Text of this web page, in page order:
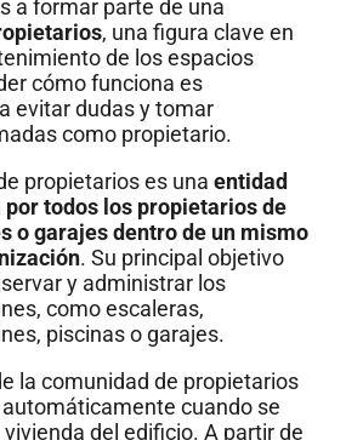
a formar parte de una
, una figura clave en
de los espacios
cómo funciona es
evitar dudas y tomar
como propietario.
propietarios es una entidad
todos los propietarios de
o garajes dentro de un mismo
. Su principal objetivo
y administrar los
como escaleras,
piscinas o garajes.
la comunidad de propietarios
cuando se
del edificio. A partir de